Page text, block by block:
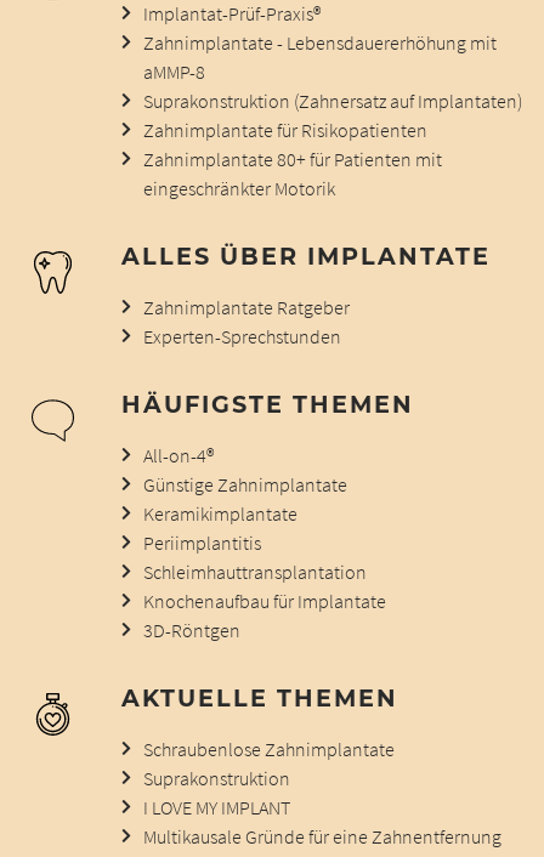
Implantat-Prüf-Praxis®
Zahnimplantate - Lebensdauererhöhung mit
aMMP-8
Suprakonstruktion (Zahnersatz auf Implantaten)
Zahnimplantate für Risikopatienten
Zahnimplantate 80+ für Patienten mit
eingeschränkter Motorik
ALLES ÜBER IMPLANTATE
Zahnimplantate Ratgeber
Experten-Sprechstunden
HÄUFIGSTE THEMEN
All-on-4®
Günstige Zahnimplantate
Keramikimplantate
Periimplantitis
Schleimhauttransplantation
Knochenaufbau für Implantate
3D-Röntgen
AKTUELLE THEMEN
Schraubenlose Zahnimplantate
Suprakonstruktion
I LOVE MY IMPLANT
Multikausale Gründe für eine Zahnentfernung